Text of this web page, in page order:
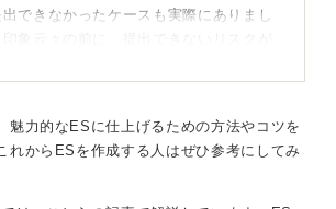
できなかったケースも実際にありまし
象云々の前に、提出できないリスクが
、悪目立ちをしてしまう可能性もあり
魅力的なESに仕上げるための方法やコツを
れからESを作成する人はぜひ参考にしてみ